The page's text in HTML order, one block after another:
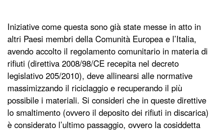
Iniziative come questa sono già state messe in atto in
altri Paesi membri della Comunità Europea e l’Italia,
avendo accolto il regolamento comunitario in materia di
rifiuti (direttiva 2008/98/CE recepita nel decreto
legislativo 205/2010), deve allinearsi alle normative
massimizzando il riciclaggio e recuperando il più
possibile i materiali. Si consideri che in queste direttive
lo smaltimento (ovvero il deposito dei rifiuti in discarica)
è considerato l’ultimo passaggio, ovvero la cosiddetta